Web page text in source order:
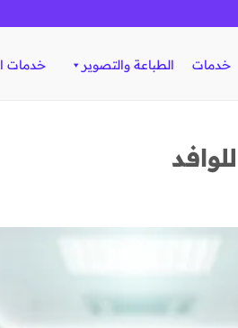
خدمات الطباعة والتصوير خدمات